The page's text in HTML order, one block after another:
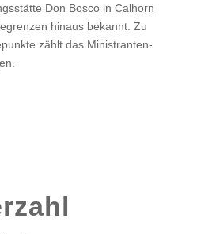
Don Bosco in Calhorn
hinaus bekannt. Zu
zählt das Ministranten-